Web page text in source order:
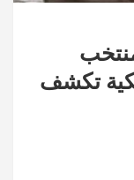
تكشف